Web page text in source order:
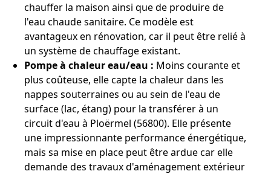
chauffer la maison ainsi que de produire de
l'eau chaude sanitaire. Ce modèle est
avantageux en rénovation, car il peut être relié à
un système de chauffage existant.
Pompe à chaleur eau/eau : Moins courante et
plus coûteuse, elle capte la chaleur dans les
nappes souterraines ou au sein de l'eau de
surface (lac, étang) pour la transférer à un
circuit d'eau à Ploërmel (56800). Elle présente
une impressionnante performance énergétique,
mais sa mise en place peut être ardue car elle
demande des travaux d'aménagement extérieur